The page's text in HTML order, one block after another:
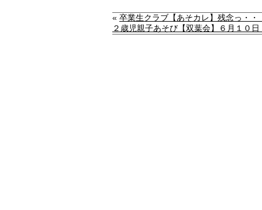
« 卒業生クラブ【あそカレ】残念っ・・
２歳児親子あそび【双葉会】６月１０日